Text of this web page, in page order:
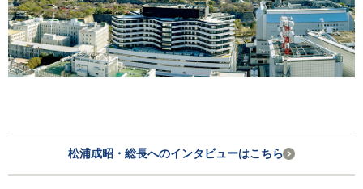
松浦成昭・総長へのインタビューはこちら